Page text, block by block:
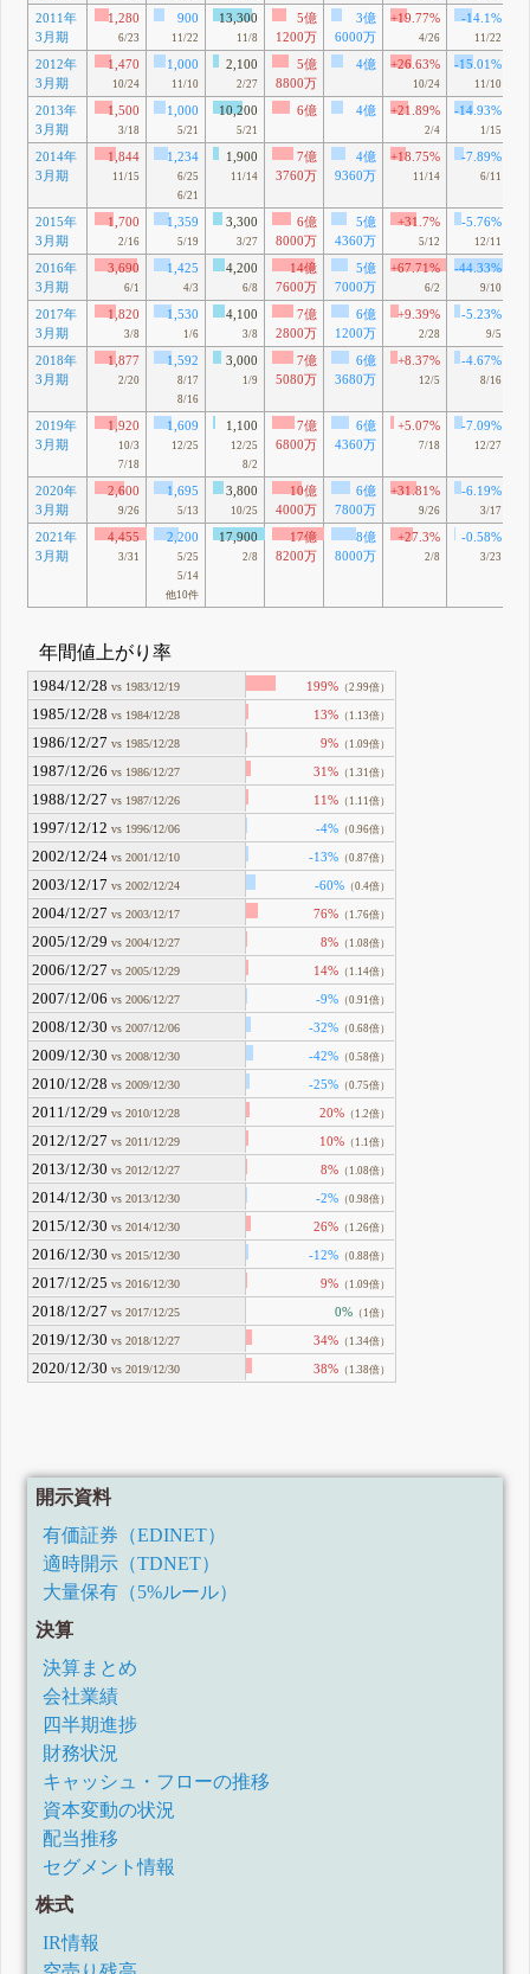
2011年
3月期
1,280
6/23
900
11/22
13,300
11/8
5億
1200万
3億
6000万
+19.77%
4/26
-14.1%
11/22
2012年
3月期
1,470
10/24
1,000
11/10
2,100
2/27
5億
8800万
4億 +26.63%
10/24
-15.01%
11/10
2013年
3月期
1,500
3/18
1,000
5/21
10,200
5/21
6億 4億 +21.89%
2/4
-14.93%
1/15
2014年
3月期
1,844
11/15
1,234
6/25
6/21
1,900
11/14
7億
3760万
4億
9360万
+18.75%
11/14
-7.89%
6/11
2015年
3月期
1,700
2/16
1,359
5/19
3,300
3/27
6億
8000万
5億
4360万
+31.7%
5/12
-5.76%
12/11
2016年
3月期
3,690
6/1
1,425
4/3
4,200
6/8
14億
7600万
5億
7000万
+67.71%
6/2
-44.33%
9/10
2017年
3月期
1,820
3/8
1,530
1/6
4,100
3/8
7億
2800万
6億
1200万
+9.39%
2/28
-5.23%
9/5
2018年
3月期
1,877
2/20
1,592
8/17
8/16
3,000
1/9
7億
5080万
6億
3680万
+8.37%
12/5
-4.67%
8/16
2019年
3月期
1,920
10/3
7/18
1,609
12/25
1,100
12/25
8/2
7億
6800万
6億
4360万
+5.07%
7/18
-7.09%
12/27
2020年
3月期
2,600
9/26
1,695
5/13
3,800
10/25
10億
4000万
6億
7800万
+31.81%
9/26
-6.19%
3/17
2021年
3月期
4,455
3/31
2,200
5/25
5/14
他10件
17,900
2/8
17億
8200万
8億
8000万
+27.3%
2/8
-0.58%
3/23
年間値上がり率
1984/12/28 vs 1983/12/19 199% （2.99倍）
1985/12/28 vs 1984/12/28 13% （1.13倍）
1986/12/27 vs 1985/12/28 9% （1.09倍）
1987/12/26 vs 1986/12/27 31% （1.31倍）
1988/12/27 vs 1987/12/26 11% （1.11倍）
1997/12/12 vs 1996/12/06 -4% （0.96倍）
2002/12/24 vs 2001/12/10 -13% （0.87倍）
2003/12/17 vs 2002/12/24 -60% （0.4倍）
2004/12/27 vs 2003/12/17 76% （1.76倍）
2005/12/29 vs 2004/12/27 8% （1.08倍）
2006/12/27 vs 2005/12/29 14% （1.14倍）
2007/12/06 vs 2006/12/27 -9% （0.91倍）
2008/12/30 vs 2007/12/06 -32% （0.68倍）
2009/12/30 vs 2008/12/30 -42% （0.58倍）
2010/12/28 vs 2009/12/30 -25% （0.75倍）
2011/12/29 vs 2010/12/28 20% （1.2倍）
2012/12/27 vs 2011/12/29 10% （1.1倍）
2013/12/30 vs 2012/12/27 8% （1.08倍）
2014/12/30 vs 2013/12/30 -2% （0.98倍）
2015/12/30 vs 2014/12/30 26% （1.26倍）
2016/12/30 vs 2015/12/30 -12% （0.88倍）
2017/12/25 vs 2016/12/30 9% （1.09倍）
2018/12/27 vs 2017/12/25 0% （1倍）
2019/12/30 vs 2018/12/27 34% （1.34倍）
2020/12/30 vs 2019/12/30 38% （1.38倍）
開示資料
有価証券（EDINET）
適時開示（TDNET）
大量保有（5%ルール）
決算
決算まとめ
会社業績
四半期進捗
財務状況
キャッシュ・フローの推移
資本変動の状況
配当推移
セグメント情報
株式
IR情報